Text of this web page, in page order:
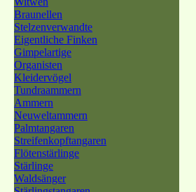
Braunellen
Stelzenverwandte
Eigentliche Finken
Gimpelartige
Organisten
Kleidervögel
Tundraammern
Ammern
Neuweltammern
Palmtangaren
Streifenkopftangaren
Flötenstärlinge
Stärlinge
Waldsänger